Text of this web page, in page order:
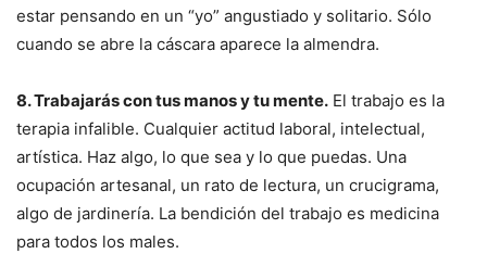
estar pensando en un “yo” angustiado y solitario. Sólo
cuando se abre la cáscara aparece la almendra.
8. Trabajarás con tus manos y tu mente. El trabajo es la
terapia infalible. Cualquier actitud laboral, intelectual,
artística. Haz algo, lo que sea y lo que puedas. Una
ocupación artesanal, un rato de lectura, un crucigrama,
algo de jardinería. La bendición del trabajo es medicina
para todos los males.